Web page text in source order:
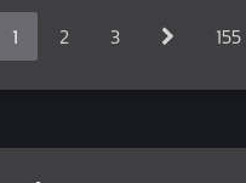
1 2 3 155